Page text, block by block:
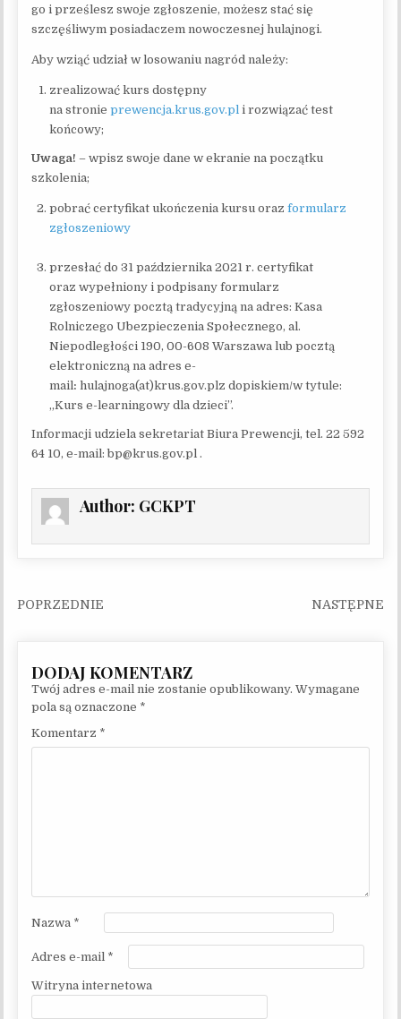
go i prześlesz swoje zgłoszenie, możesz stać się
szczęśliwym posiadaczem nowoczesnej hulajnogi.
Aby wziąć udział w losowaniu nagród należy:
zrealizować kurs dostępny
na stronieprewencja.krus.gov.pl i rozwiązać test
końcowy;
Uwaga! – wpisz swoje dane w ekranie na początku
szkolenia;
pobrać certyfikat ukończenia kursu orazformularz
zgłoszeniowy
przesłać do 31 października 2021 r. certyfikat
oraz wypełniony i podpisany formularz
zgłoszeniowy pocztą tradycyjną na adres: Kasa
Rolniczego Ubezpieczenia Społecznego, al.
Niepodległości 190, 00-608 Warszawa lub pocztą
elektroniczną na adres e-
mail:hulajnoga(at)krus.gov.plz dopiskiem/w tytule:
„Kurs e-learningowy dla dzieci”.
Informacji udziela sekretariat Biura Prewencji, tel. 22 592
64 10, e-mail: bp@krus.gov.pl .
Author: GCKPT
Nawigacja wpisu
Twój adres e-mail nie zostanie opublikowany. Wymagane
pola są oznaczone *
Komentarz *
Nazwa *
Adres e-mail *
Witryna internetowa